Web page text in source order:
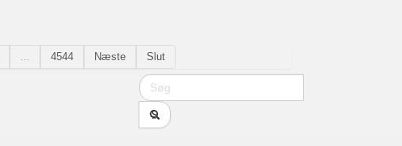
... 4544 Næste Slut